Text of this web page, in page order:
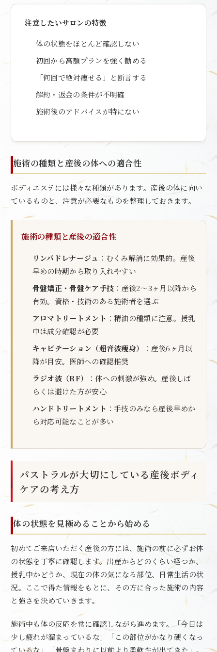
注意したいサロンの特徴
体の状態をほとんど確認しない
初回から高額プランを強く勧める
「何回で絶対痩せる」と断言する
解約・返金の条件が不明確
施術後のアドバイスが特にない
施術の種類と産後の体への適合性
ボディエステには様々な種類があります。産後の体に向い
ているものと、注意が必要なものを整理しておきます。
施術の種類と産後の適合性
リンパドレナージュ ：むくみ解消に効果的。産後
早めの時期から取り入れやすい
骨盤矯正・骨盤ケア手技 ：産後2〜3ヶ月以降から
有効。資格・技術のある施術者を選ぶ
アロマトリートメント ：精油の種類に注意。授乳
中は成分確認が必要
キャビテーション（超音波痩身）
：産後6ヶ月以
降が目安。医師への確認推奨
ラジオ波（RF）
：体への刺激が強め。産後しば
らくは避けた方が安心
ハンドトリートメント ：手技のみなら産後早めか
ら対応可能なことが多い
パストラルが大切にしている産後ボディ
ケアの考え方
体の状態を見極めることから始める
初めてご来店いただく産後の方には、施術の前に必ずお体
の状態を丁寧に確認します。出産からどのくらい経つか、
授乳中かどうか、現在の体の気になる部位、日常生活の状
況。ここで得た情報をもとに、その方に合った施術の内容
と強さを決めていきます。
施術中も体の反応を常に確認しながら進めます。「今日は
少し疲れが溜まっているな」「この部位がかなり硬くなっ
ているな」「骨盤まわりに以前より柔軟性が出てきた」。